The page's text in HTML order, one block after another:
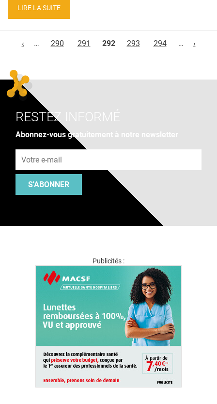
LIRE LA SUITE
‹
… 290 291 292 293 294 … ›
RESTEZ INFORMÉ
Abonnez-vous gratuitement à notre newsletter
S'ABONNER
Publicités :